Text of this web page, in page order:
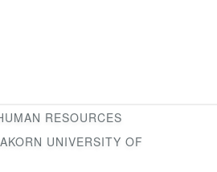
RESOURCES
UNIVERSITY OF